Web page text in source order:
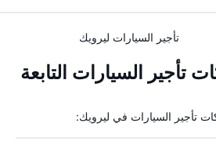
تأجير السيارات ليرويك
تأجير السيارات التابعة
تأجير السيارات في ليرويك: